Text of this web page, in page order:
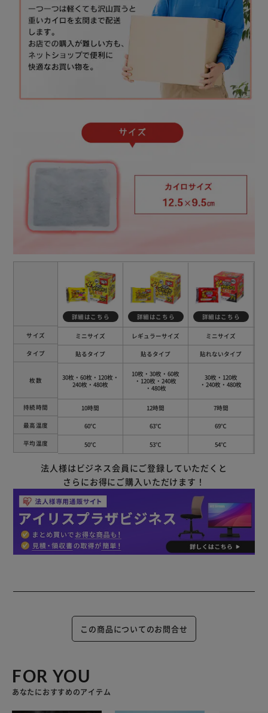
サイズ
タイプ
枚数
持続時間
最高温度
平均温度
詳細はこちら
ミニサイズ
貼るタイプ
30枚・60枚・120枚 ・
240枚・480枚
10時間
60℃
50℃
詳細はこちら
レギュラーサイズ
貼るタイプ
10枚・30枚・60枚
・120枚 ・240枚
・480枚
12時間
63℃
53℃
詳細はこちら
ミニサイズ
貼れないタイプ
30枚・120枚
・240枚・480枚
7時間
69℃
54℃
法人様はビジネス会員にご登録していただくと
さらにお得にご購入いただけます！
この商品についてのお問合せ
FOR YOU
あなたにおすすめのアイテム